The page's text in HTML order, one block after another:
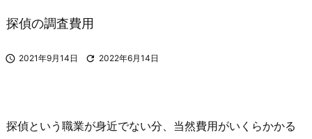
探偵の調査費用
 2021年9月14日  2022年6月14日
探偵という職業が身近でない分、当然費用がいくらかかる